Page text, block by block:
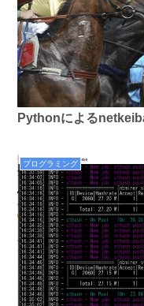
Pythonによる
プログラミング